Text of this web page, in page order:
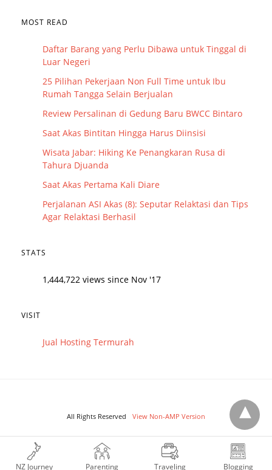
MOST READ
Daftar Barang yang Perlu Dibawa untuk Tinggal di
Luar Negeri
25 Pilihan Pekerjaan Non Full Time untuk Ibu
Rumah Tangga Selain Berjualan
Review Persalinan di Gedung Baru BWCC Bintaro
Saat Akas Bintitan Hingga Harus Diinsisi
Wisata Jabar: Hiking Ke Penangkaran Rusa di
Tahura Djuanda
Saat Akas Pertama Kali Diare
Perjalanan ASI Akas (8): Seputar Relaktasi dan Tips
Agar Relaktasi Berhasil
STATS
1,444,722 views since Nov '17
VISIT
Jual Hosting Termurah
NZ Journey Parenting Traveling Blogging
All Rights Reserved View Non-AMP Version